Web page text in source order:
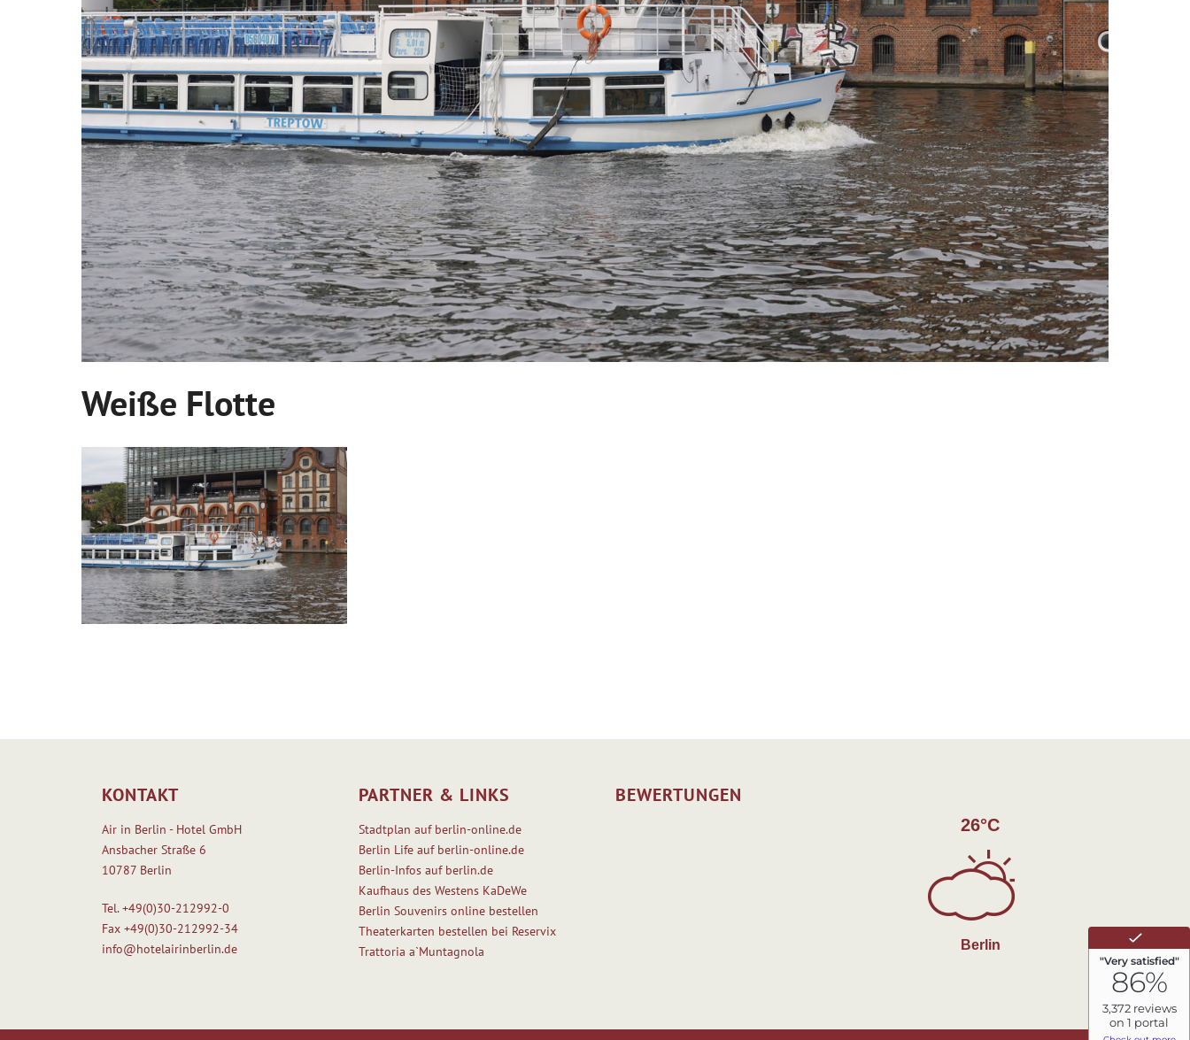
Weiße Flotte
KONTAKT
Air in Berlin - Hotel GmbH
Ansbacher Straße 6
10787 Berlin
Tel.+49(0)30-212992-0
Fax+49(0)30-212992-34
info@hotelairinberlin.de
PARTNER & LINKS
Stadtplan auf berlin-online.de
Berlin Life auf berlin-online.de
Berlin-Infos auf berlin.de
Kaufhaus des Westens KaDeWe
Berlin Souvenirs online bestellen
Theaterkarten bestellen bei Reservix
Trattoria a`Muntagnola
BEWERTUNGEN
26°C
Berlin